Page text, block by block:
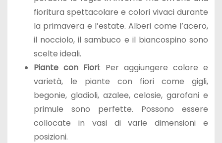
fioritura spettacolare e colori vivaci durante
la primavera e l’estate. Alberi come l’acero,
il nocciolo, il sambuco e il biancospino sono
scelte ideali.
Piante con Fiori: Per aggiungere colore e
varietà, le piante con fiori come gigli,
begonie, gladioli, azalee, celosie, garofani e
primule sono perfette. Possono essere
collocate in vasi di varie dimensioni e
posizioni.